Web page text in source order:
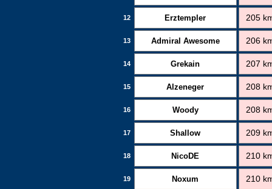
12 Erztempler 205
13 Admiral Awesome 206
14 Grekain 207
15 Alzeneger 208
16 Woody 208
17 Shallow 209
18 NicoDE 210
19 Noxum 210